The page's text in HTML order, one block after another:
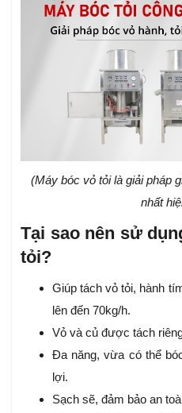
(Máy bóc vỏ tỏi là giải pháp
nhất
Tại sao nên sử
tỏi?
Giúp tách vỏ tỏi, hành
lên đến 70kg/h.
Vỏ và củ được tách
Đa năng, vừa có thể
lợi.
Sạch sẽ, đảm bảo an